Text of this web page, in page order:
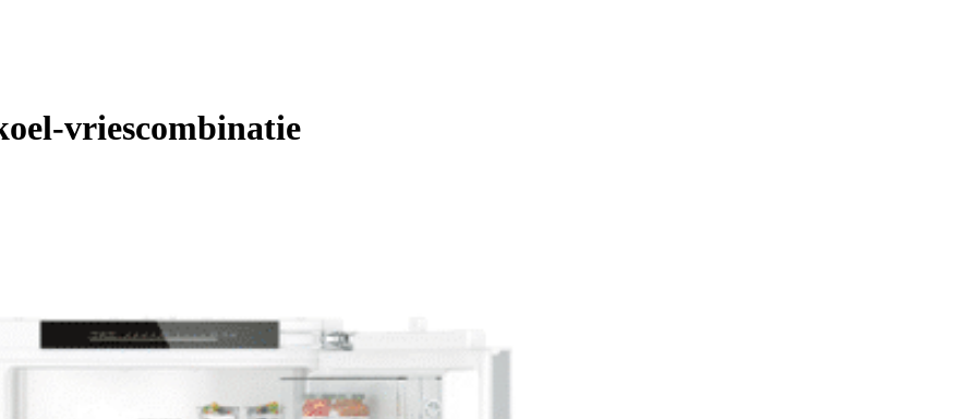
vriescombinatie